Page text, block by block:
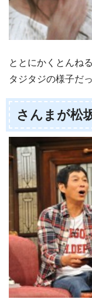
ととにかくとんね
タジタジの様子だ
さんまが松